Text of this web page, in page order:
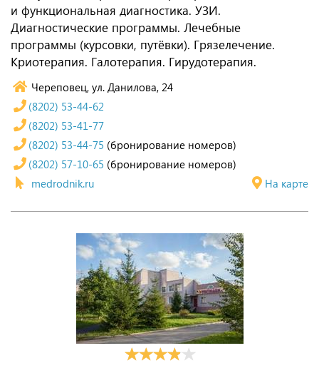
и функциональная диагностика. УЗИ.
Диагностические программы. Лечебные
программы (курсовки, путёвки). Грязелечение.
Криотерапия. Галотерапия. Гирудотерапия.
Череповец, ул. Данилова, 24
На карте
(8202) 53-44-62
(8202) 53-41-77
(8202) 53-44-75 (бронирование номеров)
(8202) 57-10-65 (бронирование номеров)
medrodnik.ru